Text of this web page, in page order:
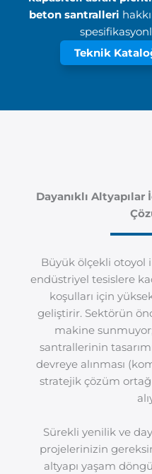
beton santralleri
Teknik
Dayanıklı
Büyük ölçekli otoyol
endüstriyel tesislere
koşulları için
geliştirir. Sektörün
makine
santrallerinin
devreye alınması
stratejik çözüm
Sürekli yenilik ve
projelerinizin
altyapı yaşam